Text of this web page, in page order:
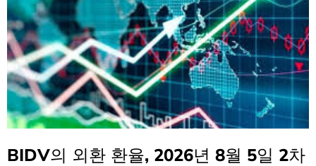
BIDV의 외환 환율, 2026년 8월 5일 2차